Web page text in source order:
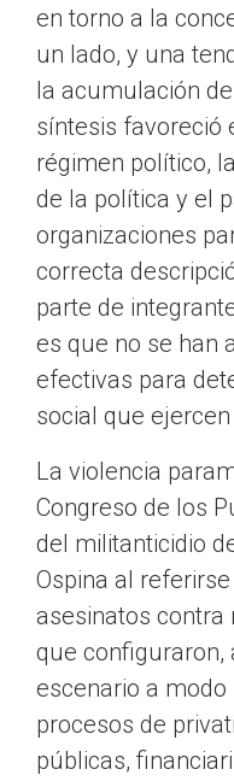
en torno a la
un lado, y una
la acumulación
síntesis favoreció
régimen político,
de la política y el
organizaciones
correcta
parte de
es que no se han
efectivas para
social que
La violencia
Congreso de los
del militanticidio
Ospina al
asesinatos contra
que configuraron,
escenario a modo
procesos de
públicas,